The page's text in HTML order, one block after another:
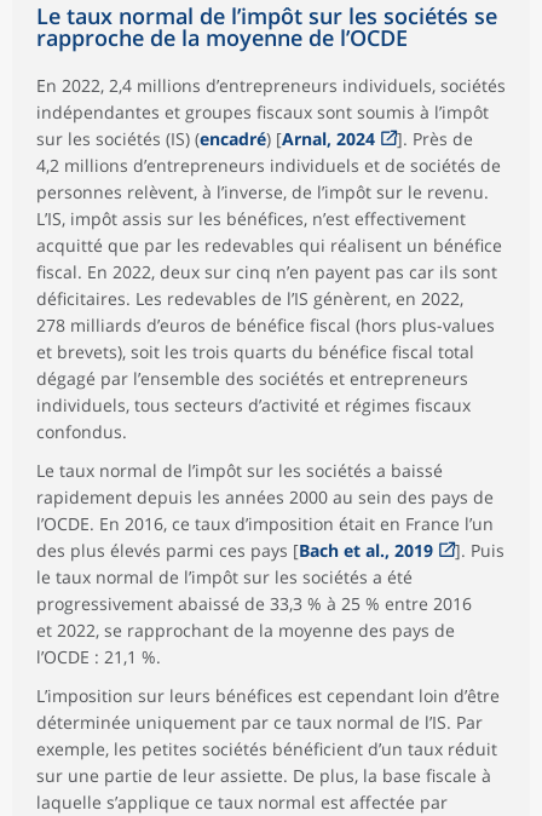
Le taux normal de l’impôt sur les sociétés se
rapproche de la moyenne de l’OCDE
En 2022, 2,4 millions d’entrepreneurs individuels, sociétés
indépendantes et groupes fiscaux sont soumis à l’impôt
sur les sociétés (IS) (encadré) [Arnal, 2024
]. Près de
4,2 millions d’entrepreneurs individuels et de sociétés de
personnes relèvent, à l’inverse, de l’impôt sur le revenu.
L’IS, impôt assis sur les bénéfices, n’est effectivement
acquitté que par les redevables qui réalisent un bénéfice
fiscal. En 2022, deux sur cinq n’en payent pas car ils sont
déficitaires. Les redevables de l’IS génèrent, en 2022,
278 milliards d’euros de bénéfice fiscal (hors plus-values
et brevets), soit les trois quarts du bénéfice fiscal total
dégagé par l’ensemble des sociétés et entrepreneurs
individuels, tous secteurs d’activité et régimes fiscaux
confondus.
Le taux normal de l’impôt sur les sociétés a baissé
rapidement depuis les années 2000 au sein des pays de
l’OCDE. En 2016, ce taux d’imposition était en France l’un
des plus élevés parmi ces pays [Bach et al., 2019
]. Puis
le taux normal de l’impôt sur les sociétés a été
progressivement abaissé de 33,3 % à 25 % entre 2016
et 2022, se rapprochant de la moyenne des pays de
l’OCDE : 21,1 %.
L’imposition sur leurs bénéfices est cependant loin d’être
déterminée uniquement par ce taux normal de l’IS. Par
exemple, les petites sociétés bénéficient d’un taux réduit
sur une partie de leur assiette. De plus, la base fiscale à
laquelle s’applique ce taux normal est affectée par